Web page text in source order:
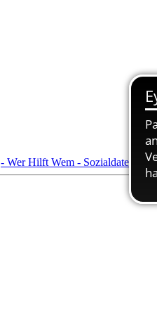
- Wer Hilft Wem - Sozialdatenbank